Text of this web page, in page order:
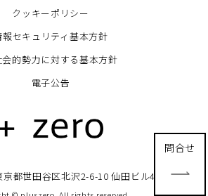
問合せ
クッキーポリシー
報セキュリティ基本方針
会的勢力に対する基本方針
電子公告
都世田谷区北沢2-6-10 仙田ビル4F